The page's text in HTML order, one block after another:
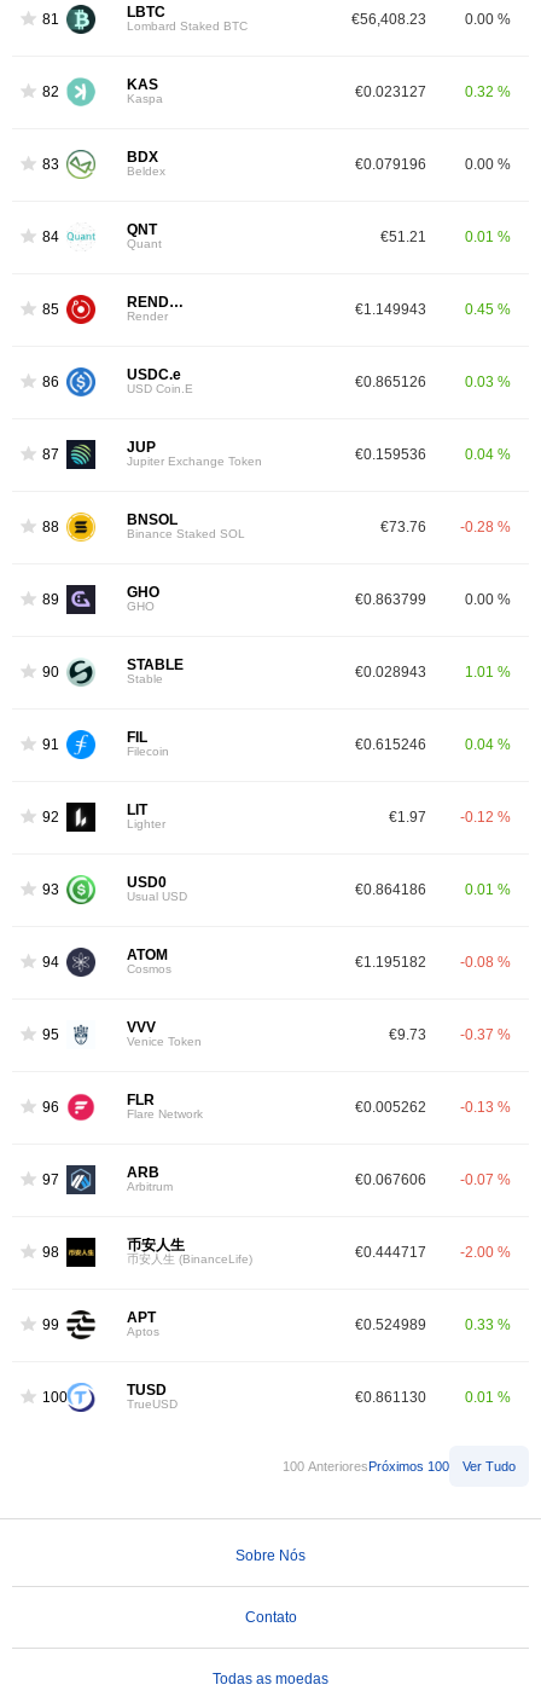
81 LBTC
Lombard Staked BTC €56,408.23 0.00 %
82 KAS
Kaspa €0.023127 0.32 %
83 BDX
Beldex €0.079196 0.00 %
84 QNT
Quant €51.21 0.01 %
85 RENDER
Render €1.149943 0.45 %
86 USDC.e
USD Coin.E €0.865126 0.03 %
87 JUP
Jupiter Exchange Token €0.159536 0.04 %
88 BNSOL
Binance Staked SOL €73.76 -0.28 %
89 GHO
GHO €0.863799 0.00 %
90 STABLE
Stable €0.028943 1.01 %
91 FIL
Filecoin €0.615246 0.04 %
92 LIT
Lighter €1.97 -0.12 %
93 USD0
Usual USD €0.864186 0.01 %
94 ATOM
Cosmos €1.195182 -0.08 %
95 VVV
Venice Token €9.73 -0.37 %
96 FLR
Flare Network €0.005262 -0.13 %
97 ARB
Arbitrum €0.067606 -0.07 %
98 币安人生
币安人生 (BinanceLife) €0.444717 -2.00 %
99 APT
Aptos €0.524989 0.33 %
100 TUSD
TrueUSD €0.861130 0.01 %
100 AnterioresPróximos 100 Ver Tudo
Sobre Nós
Contato
Todas as moedas